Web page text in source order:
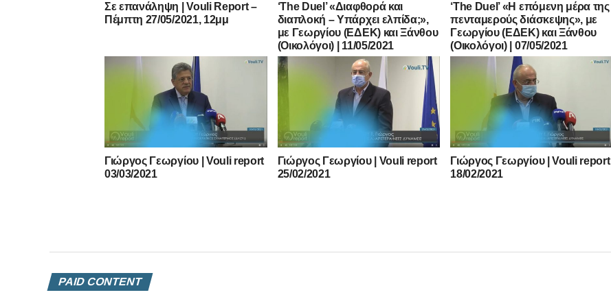
Σε επανάληψη | Vouli Report –
Πέμπτη 27/05/2021, 12μμ
‘The Duel’ «Διαφθορά και
διαπλοκή – Υπάρχει ελπίδα;»,
με Γεωργίου (ΕΔΕΚ) και Ξάνθου
(Οικολόγοι) | 11/05/2021
‘The Duel’ «Η επόμενη μέρα της
πενταμερούς διάσκεψης», με
Γεωργίου (ΕΔΕΚ) και Ξάνθου
(Οικολόγοι) | 07/05/2021
Γιώργος Γεωργίου | Vouli report
03/03/2021
Γιώργος Γεωργίου | Vouli report
25/02/2021
Γιώργος Γεωργίου | Vouli report
18/02/2021
PAID CONTENT